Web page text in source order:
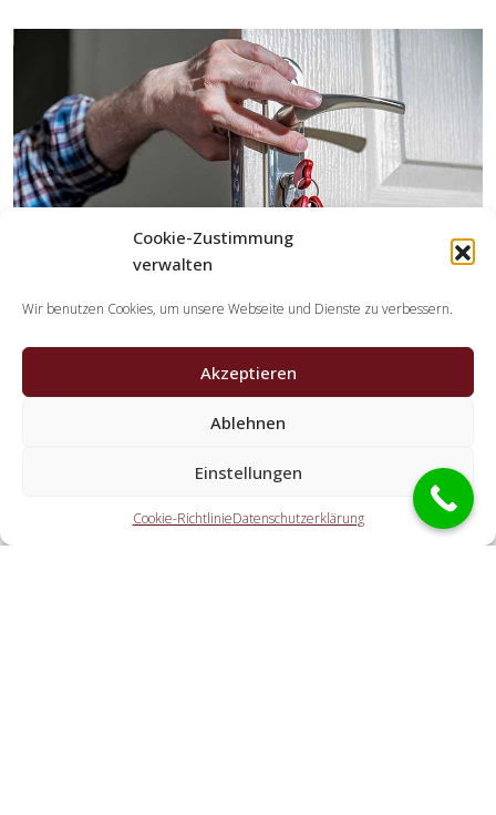
Cookie-Zustimmung
verwalten
Wir benutzen Cookies, um unsere Webseite und Dienste zu verbessern.
Akzeptieren
Ablehnen
Einstellungen
Cookie-RichtlinieDatenschutzerklärung
Welche Leistungen erledigen die
Die Partner erledigen jegliche Aufgaben, welche Sie von
einem Aufsperrdienst erwarten. Dazu gehört die Öffnung